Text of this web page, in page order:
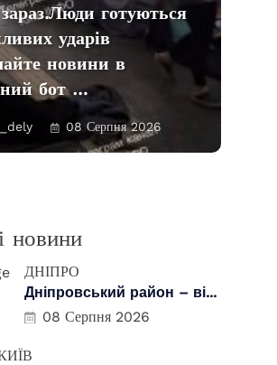
готуються
ударівㅤ
новини в
бот …
08 Серпня 2026
новини
ДНІПРО
Дніпровський район – ві...
08 Серпня 2026